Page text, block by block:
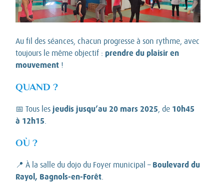
Au fil des séances, chacun progresse à son rythme, avec
toujours le même objectif : prendre du plaisir en
mouvement !
QUAND ?
📅 Tous les jeudis jusqu’au 20 mars 2025, de 10h45
à 12h15.
OÙ ?
📍 À la salle du dojo du Foyer municipal – Boulevard du
Rayol, Bagnols-en-Forêt.